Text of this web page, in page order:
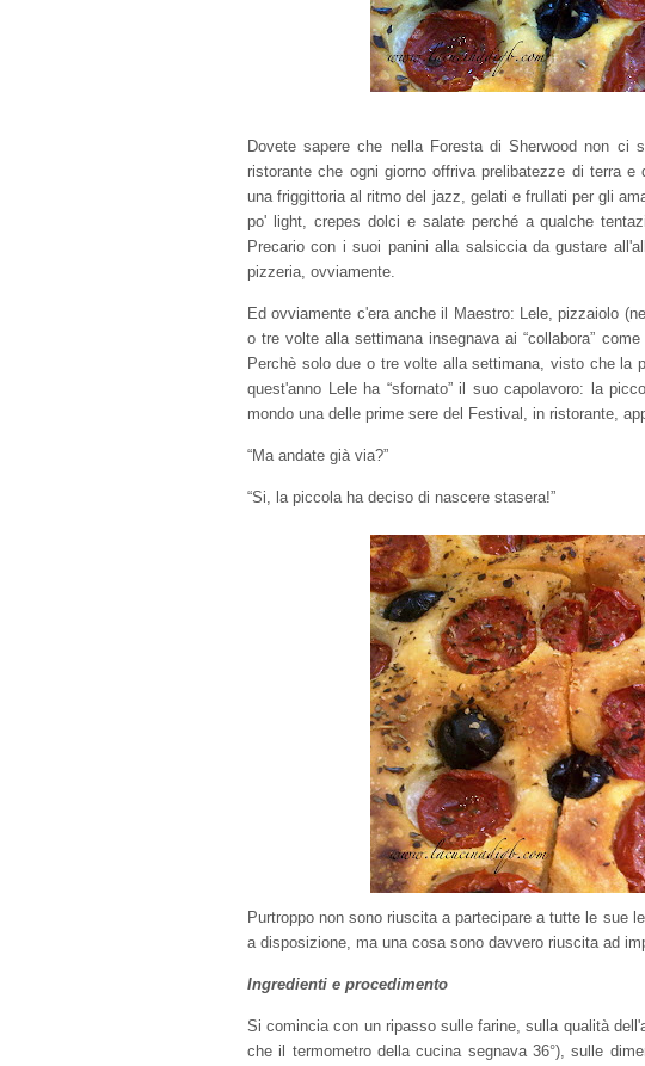
Dovete sapere che nella Foresta di Sherwood non ci
ristorante che ogni giorno offriva prelibatezze di terra
una friggittoria al ritmo del jazz, gelati e frullati per gli
po' light, crepes dolci e salate perché a qualche
Precario con i suoi panini alla salsiccia da gustare
pizzeria, ovviamente.
Ed ovviamente c'era anche il Maestro: Lele, pizzaiolo
o tre volte alla settimana insegnava ai “collabora”
Perchè solo due o tre volte alla settimana, visto che la
quest'anno Lele ha “sfornato” il suo capolavoro: la
mondo una delle prime sere del Festival, in ristorante,
“Ma andate già via?”
“Si, la piccola ha deciso di nascere stasera!”
Purtroppo non sono riuscita a partecipare a tutte le sue
a disposizione, ma una cosa sono davvero riuscita ad
Ingredienti e procedimento
Si comincia con un ripasso sulle farine, sulla qualità
che il termometro della cucina segnava 36°), sulle